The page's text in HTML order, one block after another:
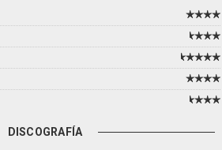
DISCOGRAFÍA